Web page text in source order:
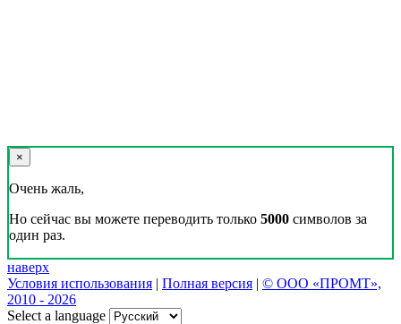
×
Очень жаль,
Но сейчас вы можете переводить только 5000 символов за
один раз.
наверх
Условия использования | Полная версия | © ООО «ПРОМТ»,
2010 - 2026
Select a language